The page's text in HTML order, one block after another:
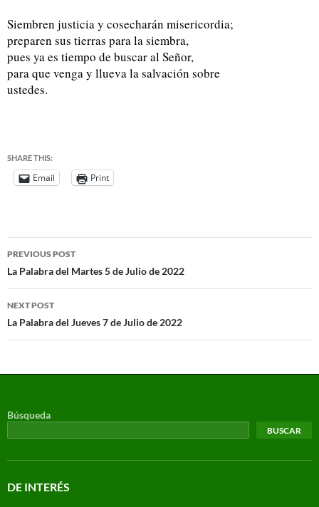
Siembren justicia y cosecharán misericordia;
preparen sus tierras para la siembra,
pues ya es tiempo de buscar al Señor,
para que venga y llueva la salvación sobre
ustedes.
SHARE THIS:
Email Print
PREVIOUS POST
La Palabra del Martes 5 de Julio de 2022
NEXT POST
La Palabra del Jueves 7 de Julio de 2022
Búsqueda
BUSCAR
DE INTERÉS